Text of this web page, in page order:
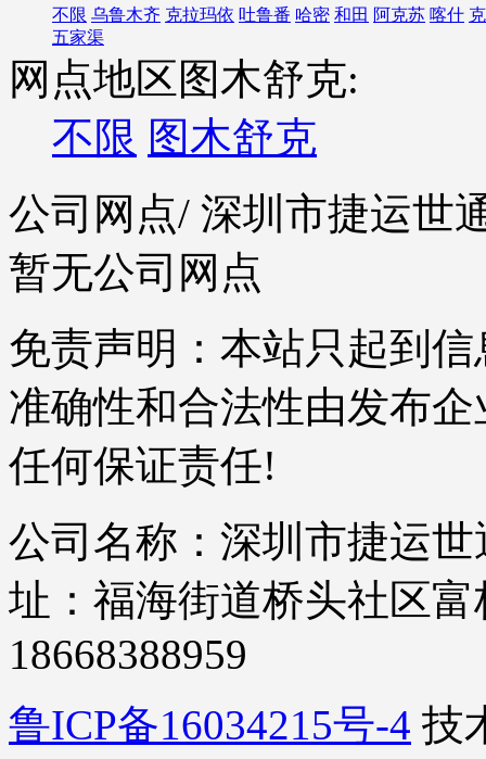
不限 乌鲁木齐 克拉玛依 吐鲁番 哈密 和田 阿克苏 喀什
五家渠
网点地区图木舒克:
不限 图木舒克
公司网点/ 深圳市捷运世
暂无公司网点
免责声明：本站只起到
准确性和合法性由发布
任何保证责任!
公司名称：深圳市捷运
址：福海街道桥头社区
18668388959
鲁ICP备16034215号-4 技